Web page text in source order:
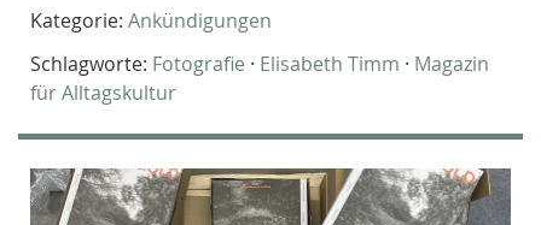
Kategorie: Ankündigungen
Schlagworte: Fotografie · Elisabeth Timm · Magazin
für Alltagskultur